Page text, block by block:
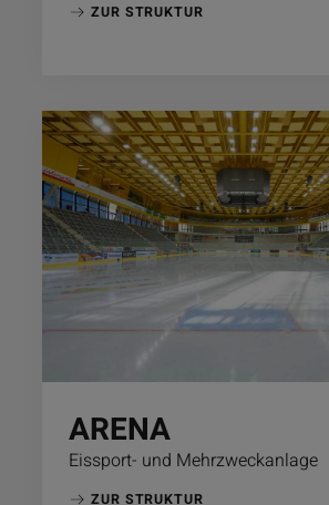
ZUR STRUKTUR
ARENA
Eissport- und Mehrzweckanlage
ZUR STRUKTUR